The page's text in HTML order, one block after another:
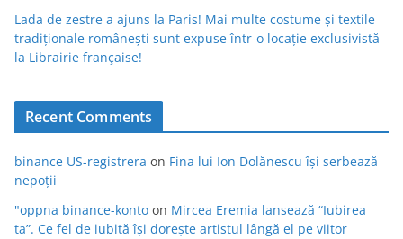
Lada de zestre a ajuns la Paris! Mai multe costume și textile
tradiționale românești sunt expuse într-o locație exclusivistă
la Librairie française!
Recent Comments
binance US-registrera on Fina lui Ion Dolănescu își serbează
nepoții
"oppna binance-konto on Mircea Eremia lansează “Iubirea
ta”. Ce fel de iubită își dorește artistul lângă el pe viitor